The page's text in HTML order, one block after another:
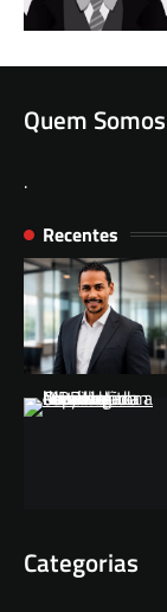
Quem Somos
.
Recentes
Categorias